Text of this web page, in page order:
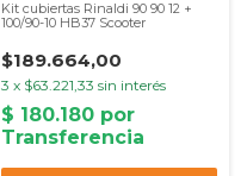
Kit cubiertas Rinaldi 90 90 12 +
100/90-10 HB37 Scooter
$189.664,00
3 x $63.221,33 sin interés